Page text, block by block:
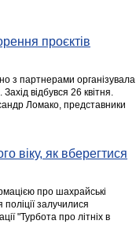
проєктів
з партнерами організувала
відбувся 26 квітня.
Ломако, представники
віку, як вберегтися
про шахрайські
поліції залучилися
"Турбота про літніх в